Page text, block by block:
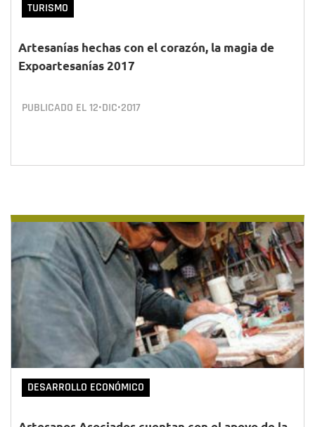
TURISMO
Artesanías hechas con el corazón, la magia de
Expoartesanías 2017
PUBLICADO EL12•DIC•2017
DESARROLLO ECONÓMICO